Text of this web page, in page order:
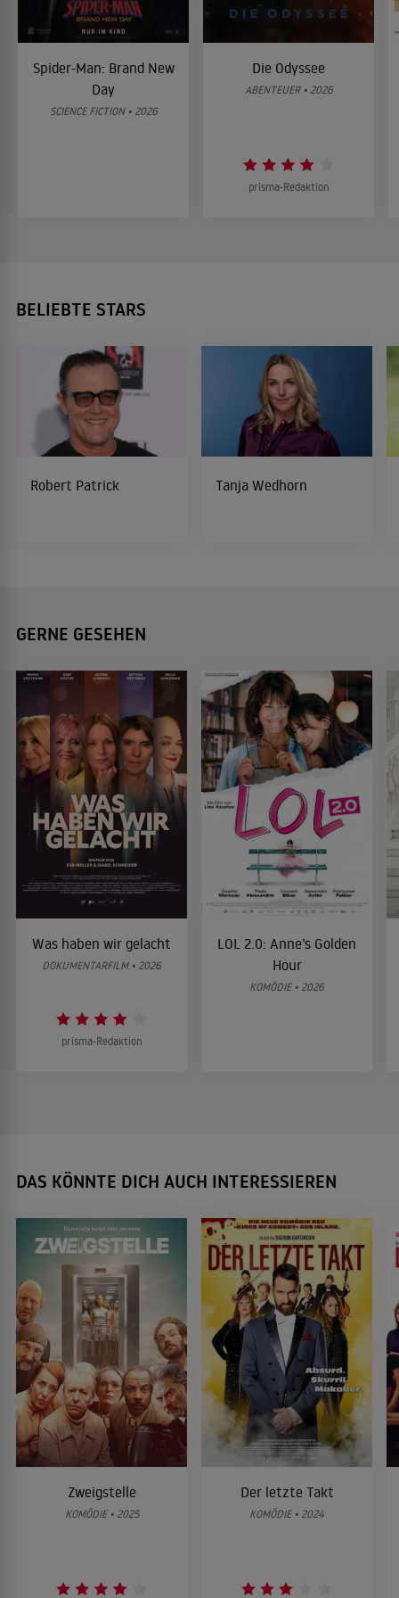
Spider-Man: Brand New
Day
SCIENCE FICTION • 2026
Die Odyssee
ABENTEUER • 2026
prisma-Redaktion
BELIEBTE STARS
Robert Patrick Tanja Wedhorn
GERNE GESEHEN
Was haben wir gelacht
DOKUMENTARFILM • 2026
prisma-Redaktion
LOL 2.0: Anne’s Golden
Hour
KOMÖDIE • 2026
DAS KÖNNTE DICH AUCH INTERESSIEREN
Zweigstelle
KOMÖDIE • 2025
Der letzte Takt
KOMÖDIE • 2024